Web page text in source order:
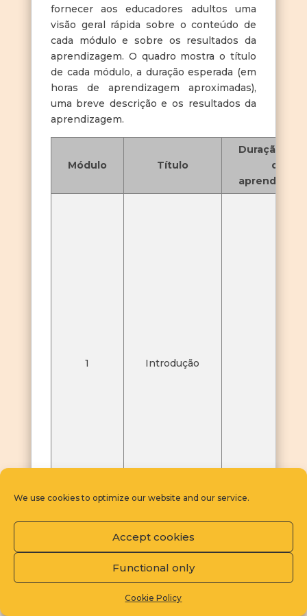
We use cookies to optimize our website and our service.
Accept cookies
Functional only
Cookie Policy
fornecer aos educadores adultos uma
visão geral rápida sobre o conteúdo de
cada módulo e sobre os resultados da
aprendizagem. O quadro mostra o título
de cada módulo, a duração esperada (em
horas de aprendizagem aproximadas),
uma breve descrição e os resultados da
aprendizagem.
Módulo Título
Duração
de
1 Introdução